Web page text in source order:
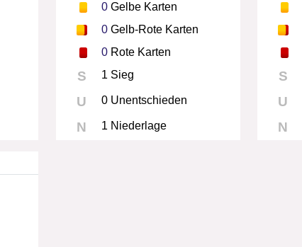
0Gelbe Karten
0Gelb-Rote Karten
0Rote Karten
S 1 Sieg
U 0 Unentschieden
N 1 Niederlage
S
U
N